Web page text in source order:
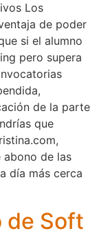
Los
de poder
si el alumno
pero supera
de la parte
que
de las
día más cerca
de Soft